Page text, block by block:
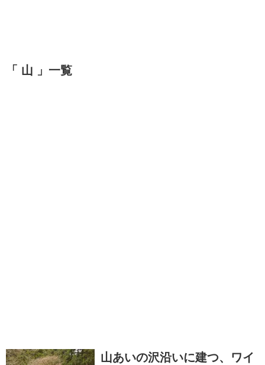
「 山 」一覧
山あいの沢沿いに建つ、ワイ